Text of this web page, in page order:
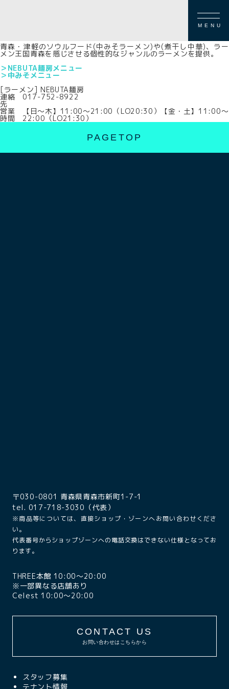
MENU
青森・津軽のソウルフード(中みそラーメン)や(煮干し中華)、ラー
メン王国青森を感じさせる個性的なジャンルのラーメンを提供。
＞NEBUTA麺房メニュー
＞中みそメニュー
[ラーメン] NEBUTA麺房
連絡
先
017-752-8922
営業
時間
【日～木】11:00～21:00（LO20:30）【金・土】11:00～
22:00（LO21:30）
PAGETOP
〒030-0801 青森県青森市新町1-7-1
tel. 017-718-3030（代表）
※商品等については、直接ショップ・ゾーンへお問い合わせくださ
い。
代表番号からショップゾーンへの電話交換はできない仕様となってお
ります。
THREE本館 10:00〜20:00
※一部異なる店舗あり
Celest 10:00〜20:00
CONTACT US
お問い合わせはこちらから
スタッフ募集
テナント情報